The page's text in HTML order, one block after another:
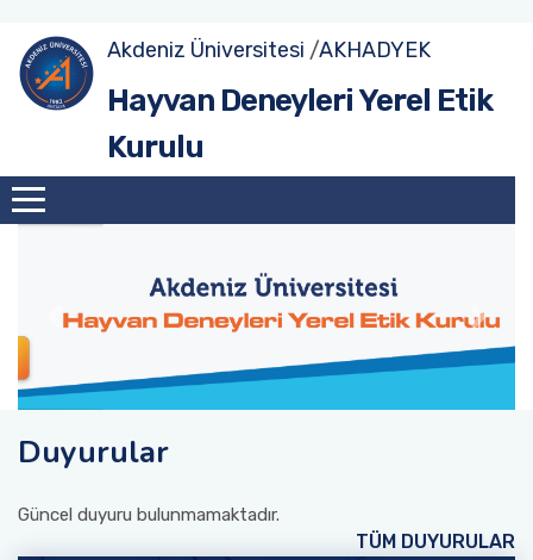
Akdeniz Üniversitesi /AKHADYEK
Hayvan Deneyleri Yerel Etik
Kurulu
Duyurular
Güncel duyuru bulunmamaktadır.
TÜM DUYURULAR